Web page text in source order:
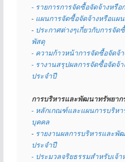
- รายการการจัดซื้อจัดจ้างหรื
- แผนการจัดซื้อจัดจ้างหรือแผ
- ประกาศต่างๆเกี่ยวกับการจัด
พัสดุ
- ความก้าวหน้าการจัดซื้อจัดจ้
- รางานสรุปผลการจัดซื้อจัดจ้
ประจำปี
การบริหารและพัฒนาทรัพยาก
- หลักเกณฑ์และแผนการบริห
บุคคล
- รายงานผลการบริหารและพั
ประจำปี
- ประมวลจริยธรรมสำหรับเจ้